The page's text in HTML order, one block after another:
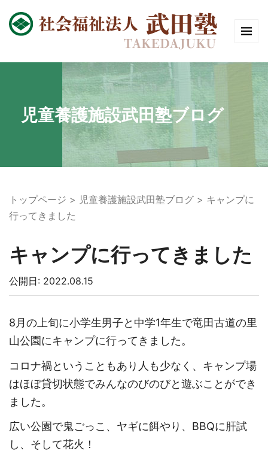
児童養護施設武田塾ブログ
トップページ 児童養護施設武田塾ブログ
キャンプに
行ってきました
キャンプに行ってきました
公開日: 2022.08.15
8月の上旬に小学生男子と中学1年生で竜田古道の里
山公園にキャンプに行ってきました。
コロナ禍ということもあり人も少なく、キャンプ場
はほぼ貸切状態でみんなのびのびと遊ぶことができ
ました。
広い公園で鬼ごっこ、ヤギに餌やり、BBQに肝試
し、そして花火！